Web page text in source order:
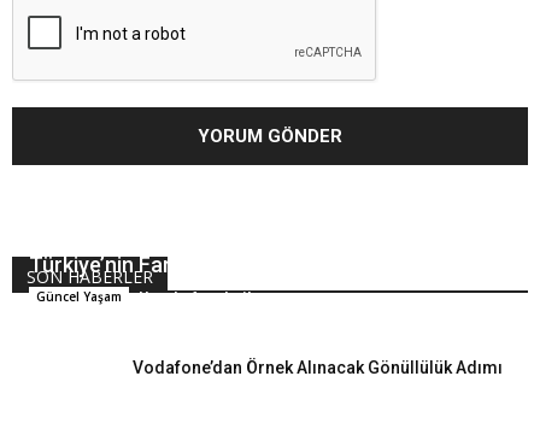
SON HABERLER
Türkiye’nin Fark Yaratan 8 Kadınından Biri
Güncel Yaşam Hande Arpalıgil
Vodafone’dan Örnek Alınacak Gönüllülük Adımı